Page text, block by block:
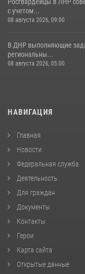
с учетом...
08 августа 2026, 09:00
В ДНР выполняющие
региональны...
08 августа 2026, 05:00
НАВИГАЦИЯ
Главная
Новости
Федеральная служба
Деятельность
Для граждан
Документы
Контакты
Герои
Карта сайта
Открытые данные